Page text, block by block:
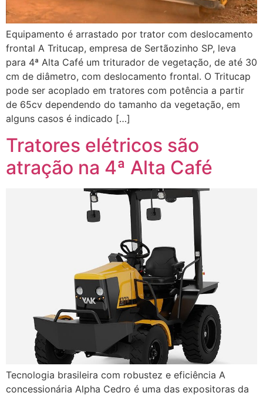
Equipamento é arrastado por trator com deslocamento
frontal A Tritucap, empresa de Sertãozinho SP, leva
para 4ª Alta Café um triturador de vegetação, de até 30
cm de diâmetro, com deslocamento frontal. O Tritucap
pode ser acoplado em tratores com potência a partir
de 65cv dependendo do tamanho da vegetação, em
alguns casos é indicado […]
Tratores elétricos são
atração na 4ª Alta Café
Tecnologia brasileira com robustez e eficiência A
concessionária Alpha Cedro é uma das expositoras da